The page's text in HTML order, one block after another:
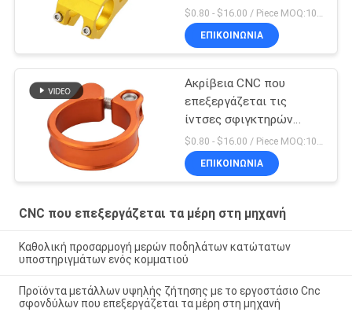
κατασκευάζεται που
διπλώνει στην Κίνα
$0.80 - $16.00 / Piece MOQ:10 κομμάτια
ΕΠΙΚΟΙΝΩΝΊΑ
Ακρίβεια CNC που
επεξεργάζεται τις
ίντσες σφιγκτηρών
Seatpost ποδηλάτων 5
X 4 μερών στη μηχανή
ΕΠΙΚΟΙΝΩΝΊΑ
CNC που επεξεργάζεται τα μέρη στη μηχανή
Καθολική προσαρμογή μερών ποδηλάτων κατώτατων
υποστηριγμάτων ενός κομματιού
Προϊόντα μετάλλων υψηλής ζήτησης με το εργοστάσιο Cnc
σφονδύλων που επεξεργάζεται τα μέρη στη μηχανή